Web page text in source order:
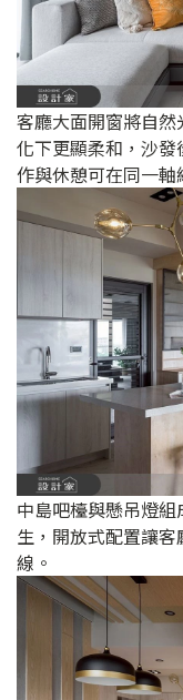
客廳大面開窗將自
化下更顯柔和，沙
作與休憩可在同一軸
中島吧檯與懸吊燈
生，開放式配置讓
線。